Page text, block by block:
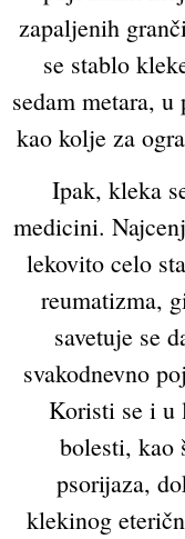
zapaljenih
se stablo
sedam metara,
kao kolje za
Ipak, kleka
medicini.
lekovito celo
reumatizma,
savetuje se
svakodnevno
Koristi se i u
bolesti, kao
psorijaza,
klekinog